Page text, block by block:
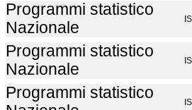
Programmi statistico
Nazionale
Programmi statistico
Nazionale
Programmi statistico